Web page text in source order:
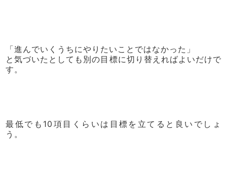
「進んでいくうちにやりたいことではなかった」
と気づいたとしても別の目標に切り替えればよいだけで
す。
最低でも10項目くらいは目標を立てると良いでしょ
う。